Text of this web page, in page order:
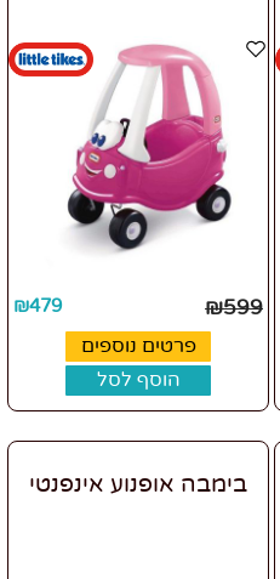
₪599
₪479
פרטים נוספים
הוסף לסל
בימבה אופנוע אינפנטי